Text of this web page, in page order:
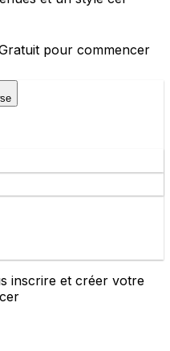
pour commencer
inscrire et créer votre